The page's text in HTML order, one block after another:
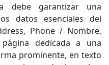
debe garantizar una
datos esenciales del
Phone / Nombre,
página dedicada a una
prominente, en texto